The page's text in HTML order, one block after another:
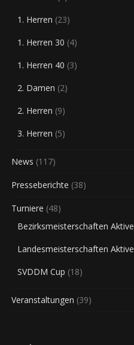
1. Herren (23)
1. Herren 30 (4)
1. Herren 40 (3)
2. Damen (2)
2. Herren (9)
3. Herren (5)
News (117)
Presseberichte (38)
Turniere (48)
Bezirksmeisterschaften Aktive
Landesmeisterschaften Aktive
SVDDM Cup (18)
Veranstaltungen (39)